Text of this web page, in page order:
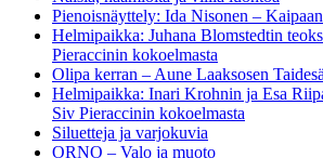
Pienoisnäyttely: Ida Nisonen –
Helmipaikka: Juhana Blomstedtin
Pieraccinin kokoelmasta
Olipa kerran – Aune Laaksosen
Helmipaikka: Inari Krohnin ja Esa
Siv Pieraccinin kokoelmasta
Siluetteja ja varjokuvia
ORNO – Valo ja muoto